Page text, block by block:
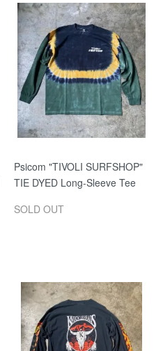
Psicom "TIVOLI SURFSHOP"
TIE DYED Long-Sleeve Tee
SOLD OUT